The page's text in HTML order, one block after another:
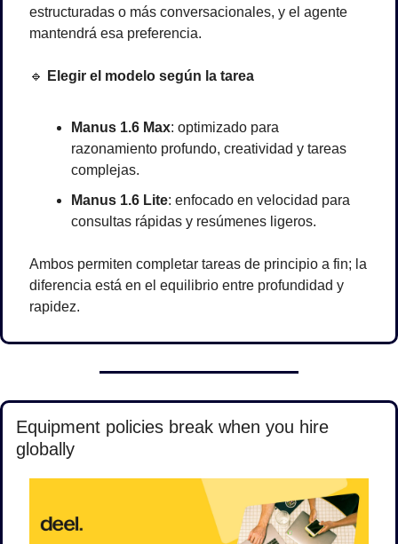
estructuradas o más conversacionales, y el agente
mantendrá esa preferencia.
🔹 Elegir el modelo según la tarea
Manus 1.6 Max: optimizado para
razonamiento profundo, creatividad y tareas
complejas.
Manus 1.6 Lite: enfocado en velocidad para
consultas rápidas y resúmenes ligeros.
Ambos permiten completar tareas de principio a fin; la
diferencia está en el equilibrio entre profundidad y
rapidez.
Equipment policies break when you hire
globally